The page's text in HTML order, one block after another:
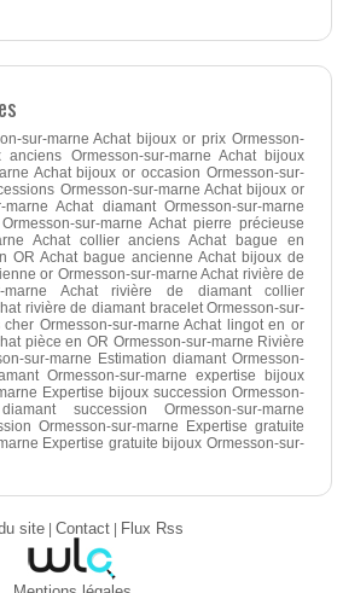
sur-marne Achat bijoux or prix Ormesson-
anciens Ormesson-sur-marne Achat bijoux
Achat bijoux or occasion Ormesson-sur-
Ormesson-sur-marne Achat bijoux or
marne Achat diamant Ormesson-sur-marne
sur-marne Achat pierre précieuse
Achat collier anciens Achat bague en
OR Achat bague ancienne Achat bijoux de
or Ormesson-sur-marne Achat rivière de
marne Achat rivière de diamant collier
rivière de diamant bracelet Ormesson-sur-
Ormesson-sur-marne Achat lingot en or
pièce en OR Ormesson-sur-marne Rivière
sur-marne Estimation diamant Ormesson-
Ormesson-sur-marne expertise bijoux
Expertise bijoux succession Ormesson-
succession Ormesson-sur-marne
Ormesson-sur-marne Expertise gratuite
Expertise gratuite bijoux Ormesson-sur-
site| Contact| Flux Rss